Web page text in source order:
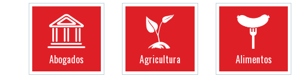
Abogados Agricultura Alimentos